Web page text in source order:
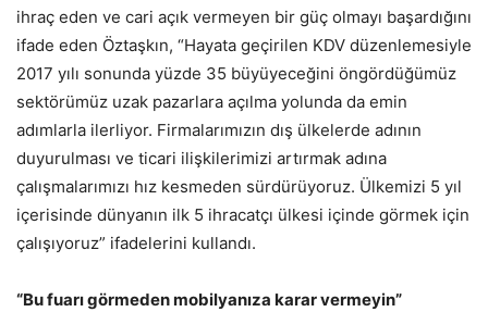
ihraç eden ve cari açık vermeyen bir güç olmayı başardığını
ifade eden Öztaşkın, “Hayata geçirilen KDV düzenlemesiyle
2017 yılı sonunda yüzde 35 büyüyeceğini öngördüğümüz
sektörümüz uzak pazarlara açılma yolunda da emin
adımlarla ilerliyor. Firmalarımızın dış ülkelerde adının
duyurulması ve ticari ilişkilerimizi artırmak adına
çalışmalarımızı hız kesmeden sürdürüyoruz. Ülkemizi 5 yıl
içerisinde dünyanın ilk 5 ihracatçı ülkesi içinde görmek için
çalışıyoruz” ifadelerini kullandı.
“Bu fuarı görmeden mobilyanıza karar vermeyin”